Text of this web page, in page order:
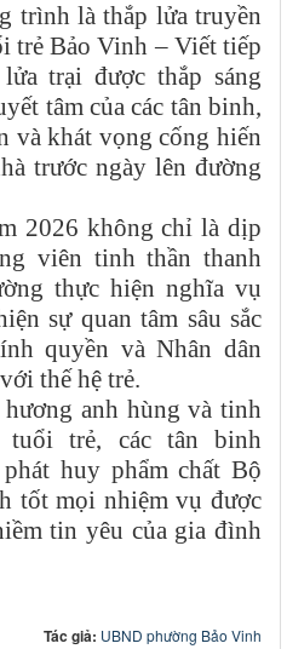
trình là thắp lửa truyền
trẻ Bảo Vinh – Viết tiếp
trại được thắp sáng
tâm của các tân binh,
và khát vọng cống hiến
trước ngày lên đường
2026 không chỉ là dịp
viên tinh thần thanh
thực hiện nghĩa vụ
sự quan tâm sâu sắc
quyền và Nhân dân
thế hệ trẻ.
anh hùng và tinh
trẻ, các tân binh
huy phẩm chất Bộ
tốt mọi nhiệm vụ được
tin yêu của gia đình
Tác giả: UBND phường Bảo Vinh